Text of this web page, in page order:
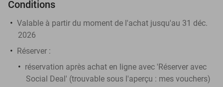
Conditions
Valable à partir du moment de l'achat jusqu'au 31 déc.
2026
Réserver :
réservation après achat en ligne avec 'Réserver avec
Social Deal' (trouvable sous l'aperçu : mes vouchers)